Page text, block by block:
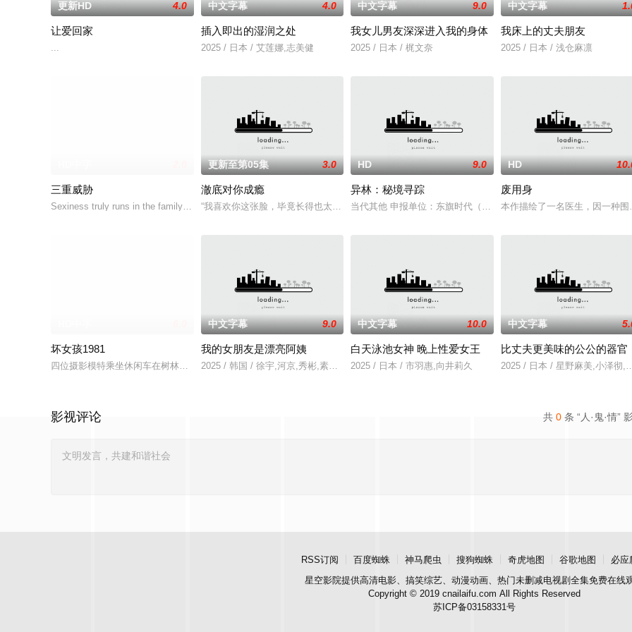
更新HD 4.0
让爱回家
中文字幕 4.0
插入即出的湿润之处
2025 / 日本 / 艾莲娜,志美健
中文字幕 9.0
我女儿男友深深进入我的身体
2025 / 日本 / 梶文奈
中文字幕
我床上的丈夫朋友
2025 / 日本 / 浅仓麻凛
三重威胁
Sexiness truly runs in the family. Get to know VMX A-listers and sisters Ange
更新至第05集 3.0
澈底对你成瘾
“我喜欢你这张脸，毕竟长得也太好看了吧。” 明仁是个颜控、私生活风流不羁的大学生，偏偏
HD 9.0
异林：秘境寻踪
当代其他 申报单位：东旗时代（北京）影视文化传媒有限公司
HD
废用身
本作描绘了一名医生，因一种
坏女孩1981
四位摄影模特乘坐休闲车在树林里度假。他们在落基山脉玩得很开心，在湖边划船，晒日光浴，赤裸裸地到处跑。他们遇到了一个伐木工人，他
中文字幕 9.0
我的女朋友是漂亮阿姨
2025 / 韩国 / 徐宇,河京,秀彬,素美,崔敏浩,时宇,金东宇,韩蔚
中文字幕 10.0
白天泳池女神 晚上性爱女王
2025 / 日本 / 市羽惠,向井莉久
中文字幕
比丈夫更美味的公公的器官
2025 / 日本 / 星野麻美,小泽彻,
共 0 条 “人·鬼·情”
影视评论
RSS订阅 百度蜘蛛 神马爬虫 搜狗蜘蛛 奇虎地图 谷歌地图
必应
星空影院提供高清电影、搞笑综艺、动漫动画、热门未删减电视剧全集免费在线
Copyright © 2019 cnailaifu.com All Rights Reserved
苏ICP备03158331号